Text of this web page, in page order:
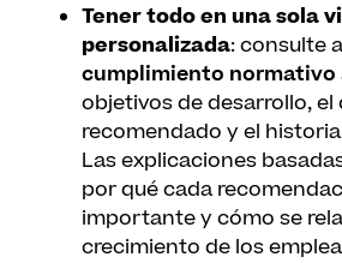
Tener todo en una sola
personalizada: consulte
cumplimiento normativo
objetivos de desarrollo,
recomendado y el
Las explicaciones
por qué cada
importante y cómo se
crecimiento de los